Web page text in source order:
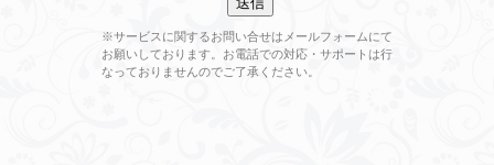
※サービスに関するお問い合せはメールフォームにて
お願いしております。お電話での対応・サポートは行
なっておりませんのでご了承ください。